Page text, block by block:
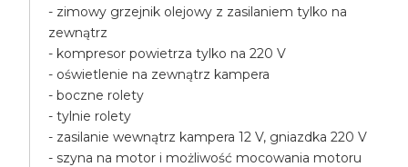
- zimowy grzejnik olejowy z zasilaniem tylko na
zewnątrz
- kompresor powietrza tylko na 220 V
- oświetlenie na zewnątrz kampera
- boczne rolety
- tylnie rolety
- zasilanie wewnątrz kampera 12 V, gniazdka 220 V
- szyna na motor i możliwość mocowania motoru